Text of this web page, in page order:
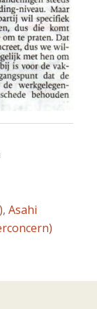
, Asahi